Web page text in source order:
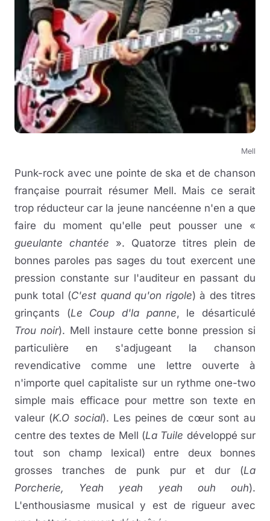
Mell
Punk-rock avec une pointe de ska et de chanson
française pourrait résumer Mell. Mais ce serait
trop réducteur car la jeune nancéenne n'en a que
faire du moment qu'elle peut pousser une «
gueulante chantée ». Quatorze titres plein de
bonnes paroles pas sages du tout exercent une
pression constante sur l'auditeur en passant du
punk total (C'est quand qu'on rigole) à des titres
grinçants (Le Coup d'la panne, le désarticulé
Trou noir). Mell instaure cette bonne pression si
particulière en s'adjugeant la chanson
revendicative comme une lettre ouverte à
n'importe quel capitaliste sur un rythme one-two
simple mais efficace pour mettre son texte en
valeur (K.O social). Les peines de cœur sont au
centre des textes de Mell (La Tuile développé sur
tout son champ lexical) entre deux bonnes
grosses tranches de punk pur et dur (La
Porcherie, Yeah yeah yeah ouh ouh).
L'enthousiasme musical y est de rigueur avec